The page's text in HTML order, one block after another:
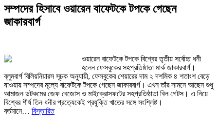
সম্পদের হিসাবে ওয়ারেন বাফেটকে টপকে গেছেন
জাকারবার্গ
ওয়ারেন বাফেটকে টপকে বিশ্বের তৃতীয় সর্বোচ্চ ধনী
হলেন ফেসবুকের সহপ্রতিষ্ঠাতা মার্ক জাকারবার্গ।
ব্লুমবার্গ বিলিয়নিয়ারস সূচক অনুযায়ী, ফেসবুকের শেয়ারের দাম ২ দশমিক ৪ শতাংশ বেড়ে
যাওয়ায় সম্পদের মূল্যে বাফেটকে টপকে গেছেন জাকারবার্গ। এখন তাঁর সামনে আছেন শুধু
আমাজন ডটকমের জেফ বেজোস ও মাইক্রোসফটের সহপ্রতিষ্ঠাতা বিল গেটস। এ নিয়ে
বিশ্বের শীর্ষ তিন ধনীর প্রত্যেকেই প্রযুক্তি খাতের সঙ্গে সংশ্লিষ্ট।
বর্তমানে… বিস্তারিত